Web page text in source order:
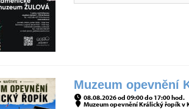
Muzeum opevnění
08.08.2026 od 09:00 do 17:00 hod.
Muzeum opevnění Králický řopík v